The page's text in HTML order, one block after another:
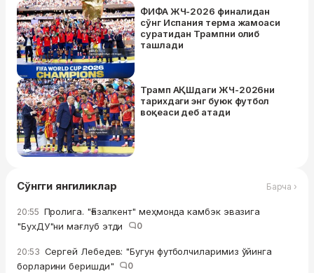
ФИФА ЖЧ-2026 финалидан
сўнг Испания терма жамоаси
суратидан Трампни олиб
ташлади
Трамп АҚШдаги ЖЧ-2026ни
тарихдаги энг буюк футбол
воқеаси деб атади
Сўнгги янгиликлар Барча ›
20:55 Пролига. "Ғазалкент" меҳмонда камбэк эвазига
"БухДУ"ни мағлуб этди
0
20:53 Сергей Лебедев: "Бугун футболчиларимиз ўйинга
борларини беришди"
0